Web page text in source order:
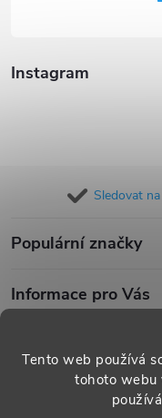
Tento web používá
tohoto webu
Instagram
Sledovat
Populární značky
Informace pro Vás
Copyright 2026